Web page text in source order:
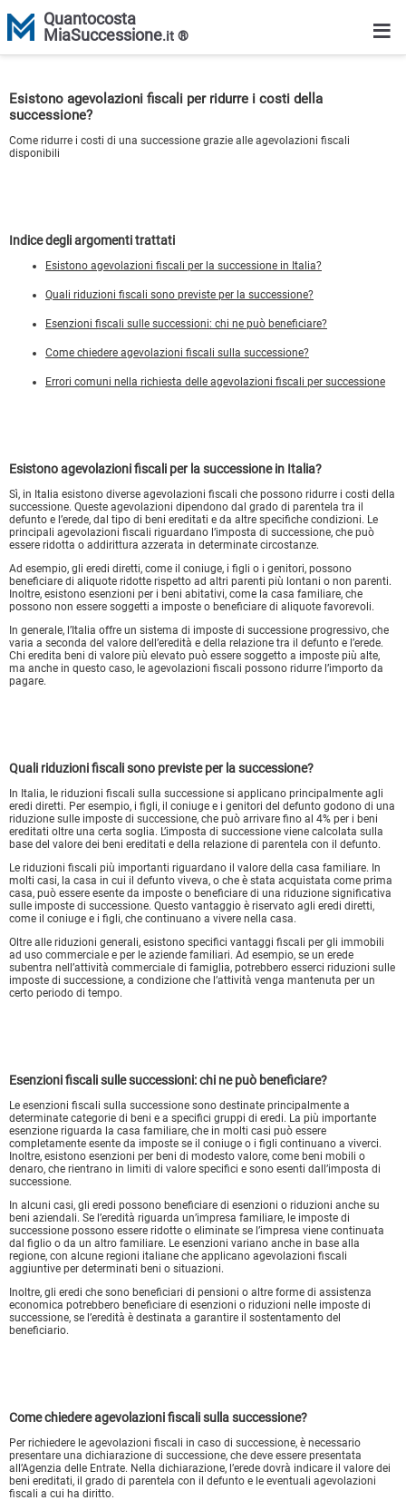
Quantocosta
MiaSuccessione.it ® ≡
Esistono agevolazioni fiscali per ridurre i costi della
successione?
Come ridurre i costi di una successione grazie alle agevolazioni fiscali
disponibili
Indice degli argomenti trattati
Esistono agevolazioni fiscali per la successione in Italia?
Quali riduzioni fiscali sono previste per la successione?
Esenzioni fiscali sulle successioni: chi ne può beneficiare?
Come chiedere agevolazioni fiscali sulla successione?
Errori comuni nella richiesta delle agevolazioni fiscali per successione
Esistono agevolazioni fiscali per la successione in Italia?
Sì, in Italia esistono diverse agevolazioni fiscali che possono ridurre i costi della
successione. Queste agevolazioni dipendono dal grado di parentela tra il
defunto e l’erede, dal tipo di beni ereditati e da altre specifiche condizioni. Le
principali agevolazioni fiscali riguardano l’imposta di successione, che può
essere ridotta o addirittura azzerata in determinate circostanze.
Ad esempio, gli eredi diretti, come il coniuge, i figli o i genitori, possono
beneficiare di aliquote ridotte rispetto ad altri parenti più lontani o non parenti.
Inoltre, esistono esenzioni per i beni abitativi, come la casa familiare, che
possono non essere soggetti a imposte o beneficiare di aliquote favorevoli.
In generale, l’Italia offre un sistema di imposte di successione progressivo, che
varia a seconda del valore dell’eredità e della relazione tra il defunto e l’erede.
Chi eredita beni di valore più elevato può essere soggetto a imposte più alte,
ma anche in questo caso, le agevolazioni fiscali possono ridurre l’importo da
pagare.
Quali riduzioni fiscali sono previste per la successione?
In Italia, le riduzioni fiscali sulla successione si applicano principalmente agli
eredi diretti. Per esempio, i figli, il coniuge e i genitori del defunto godono di una
riduzione sulle imposte di successione, che può arrivare fino al 4% per i beni
ereditati oltre una certa soglia. L’imposta di successione viene calcolata sulla
base del valore dei beni ereditati e della relazione di parentela con il defunto.
Le riduzioni fiscali più importanti riguardano il valore della casa familiare. In
molti casi, la casa in cui il defunto viveva, o che è stata acquistata come prima
casa, può essere esente da imposte o beneficiare di una riduzione significativa
sulle imposte di successione. Questo vantaggio è riservato agli eredi diretti,
come il coniuge e i figli, che continuano a vivere nella casa.
Oltre alle riduzioni generali, esistono specifici vantaggi fiscali per gli immobili
ad uso commerciale e per le aziende familiari. Ad esempio, se un erede
subentra nell’attività commerciale di famiglia, potrebbero esserci riduzioni sulle
imposte di successione, a condizione che l’attività venga mantenuta per un
certo periodo di tempo.
Esenzioni fiscali sulle successioni: chi ne può beneficiare?
Le esenzioni fiscali sulla successione sono destinate principalmente a
determinate categorie di beni e a specifici gruppi di eredi. La più importante
esenzione riguarda la casa familiare, che in molti casi può essere
completamente esente da imposte se il coniuge o i figli continuano a viverci.
Inoltre, esistono esenzioni per beni di modesto valore, come beni mobili o
denaro, che rientrano in limiti di valore specifici e sono esenti dall’imposta di
successione.
In alcuni casi, gli eredi possono beneficiare di esenzioni o riduzioni anche su
beni aziendali. Se l’eredità riguarda un’impresa familiare, le imposte di
successione possono essere ridotte o eliminate se l’impresa viene continuata
dal figlio o da un altro familiare. Le esenzioni variano anche in base alla
regione, con alcune regioni italiane che applicano agevolazioni fiscali
aggiuntive per determinati beni o situazioni.
Inoltre, gli eredi che sono beneficiari di pensioni o altre forme di assistenza
economica potrebbero beneficiare di esenzioni o riduzioni nelle imposte di
successione, se l’eredità è destinata a garantire il sostentamento del
beneficiario.
Come chiedere agevolazioni fiscali sulla successione?
Per richiedere le agevolazioni fiscali in caso di successione, è necessario
presentare una dichiarazione di successione, che deve essere presentata
all’Agenzia delle Entrate. Nella dichiarazione, l’erede dovrà indicare il valore dei
beni ereditati, il grado di parentela con il defunto e le eventuali agevolazioni
fiscali a cui ha diritto.